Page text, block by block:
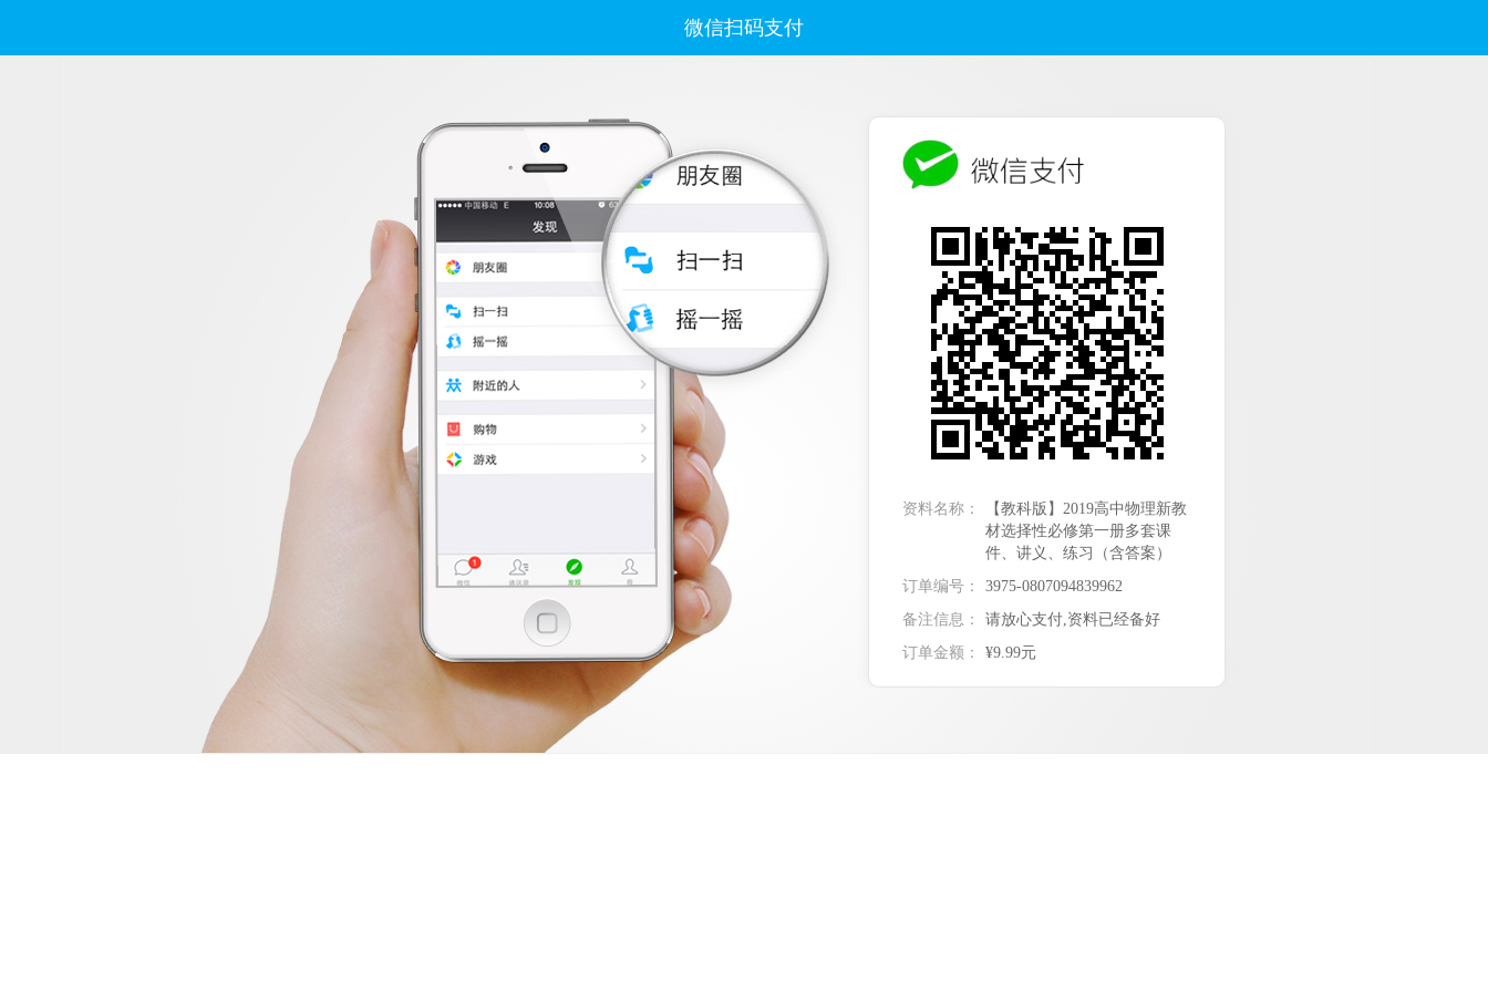
微信扫码支付
资料名称：
【教科版】2019高中物理新教
材选择性必修第一册多套课
件、讲义、练习（含答案）
订单编号：
3975-0807094839962
备注信息：
请放心支付,资料已经备好
订单金额：
¥9.99元
实付金额： 9.99